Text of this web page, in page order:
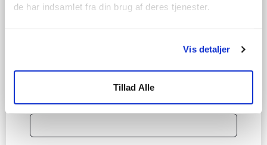
de har indsamlet fra din brug af deres tjenester.
Vis detaljer
Tillad Alle
Navn
Telefon